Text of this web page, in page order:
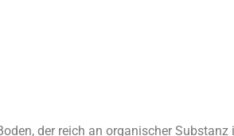
der reich an organischer